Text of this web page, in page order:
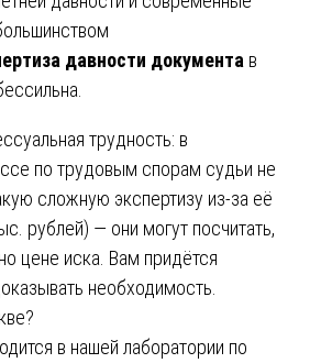
давности документа в
трудность: в
по трудовым спорам судьи не
сложную экспертизу из-за её
рублей) — они могут посчитать,
цене иска. Вам придётся
необходимость.
в нашей лаборатории по